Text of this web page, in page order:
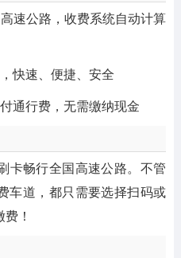
速公路，收费系统自动计算
快速、便捷、安全
通行费，无需缴纳现金
卡畅行全国高速公路。不管
车道，都只需要选择扫码或
！